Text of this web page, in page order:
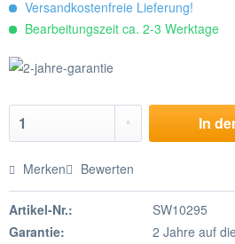
Versandkostenfreie Lieferung!
Bearbeitungszeit ca. 2-3 Werktage
In
Merken Bewerten
Artikel-Nr.:
SW10295
Garantie:
2 Jahre auf